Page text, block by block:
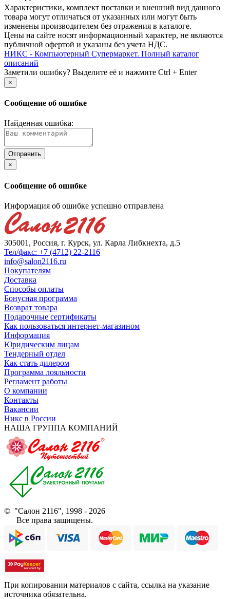
Xарактеристики, комплект поставки и внешний вид данного
товара могут отличаться от указанных или могут быть
изменены производителем без отражения в каталоге.
Цены на сайте носят информационный характер, не являются
публичной офертой и указаны без учета НДС.
НИКС - Компьютерный Cупермаркет. Полный каталог
описаний
Заметили ошибку? Выделите её и нажмите Ctrl + Enter
×
Сообщение об ошибке
Найденная ошибка:
×
Сообщение об ошибке
Информация об ошибке успешно отправлена
305001, Россия, г. Курск, ул. Карла Либкнехта, д.5
Тел/факс: +7 (4712) 22-2116
info@salon2116.ru
Покупателям
Доставка
Способы оплаты
Бонусная программа
Возврат товара
Подарочные сертификаты
Как пользоваться интернет-магазином
Информация
Юридическим лицам
Тендерный отдел
Как стать дилером
Программа лояльности
Регламент работы
О компании
Контакты
Вакансии
Никс в России
НАША ГРУППА КОМПАНИЙ
© "Салон 2116", 1998 - 2026
Все права защищены.
При копировании материалов с сайта, ссылка на указание
источника обязательна.